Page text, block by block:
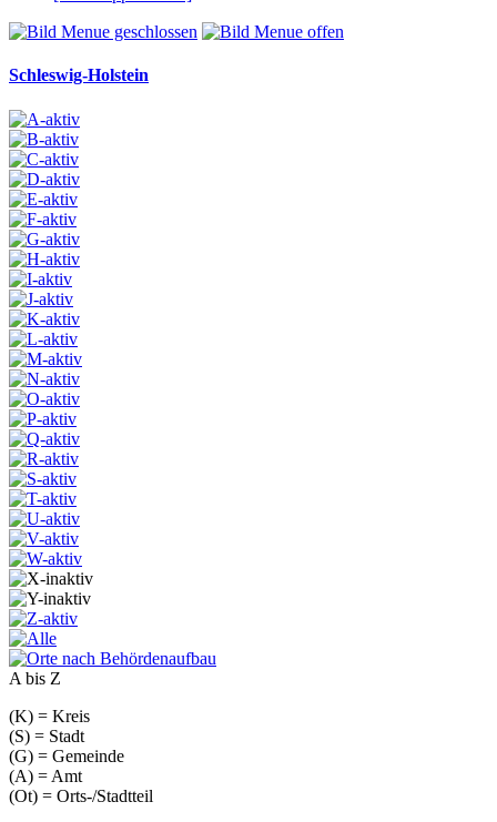
Schleswig-Holstein
A bis Z
(K) = Kreis
(S) = Stadt
(G) = Gemeinde
(A) = Amt
(Ot) = Orts-/Stadtteil